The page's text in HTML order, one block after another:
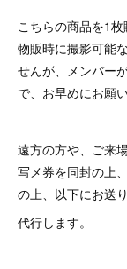
こちらの商品を1
物販時に撮影可能
せんが、メンバー
で、お早めにお願
遠方の方や、ご来
写メ券を同封の上
の上、以下にお送
代行します。